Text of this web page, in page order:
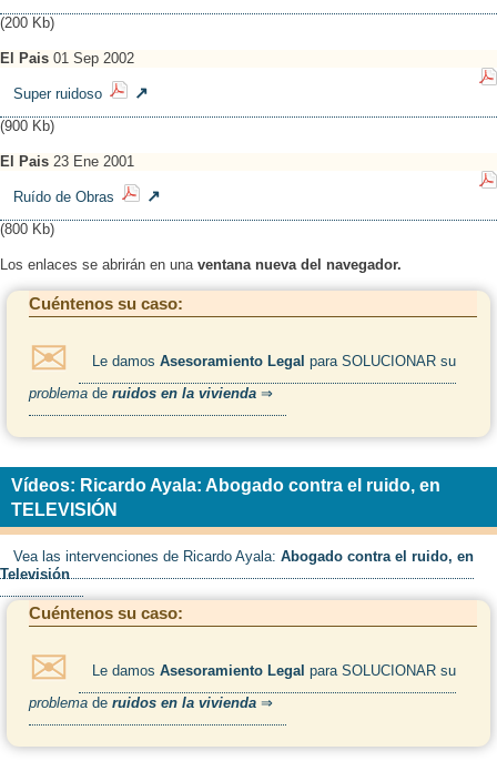
(200 Kb)
El Pais 01 Sep 2002
Super ruidoso
(900 Kb)
El Pais 23 Ene 2001
Ruído de Obras
(800 Kb)
Los enlaces se abrirán en una ventana nueva del navegador.
Cuéntenos su caso:
Le damosAsesoramiento Legal para SOLUCIONAR su
problema de ruidos en la vivienda ⇒
Vídeos: Ricardo Ayala: Abogado contra el ruido, en
TELEVISIÓN
Vea las intervenciones de Ricardo Ayala: Abogado contra el ruido, en
Televisión
Cuéntenos su caso:
Le damosAsesoramiento Legal para SOLUCIONAR su
problema de ruidos en la vivienda ⇒